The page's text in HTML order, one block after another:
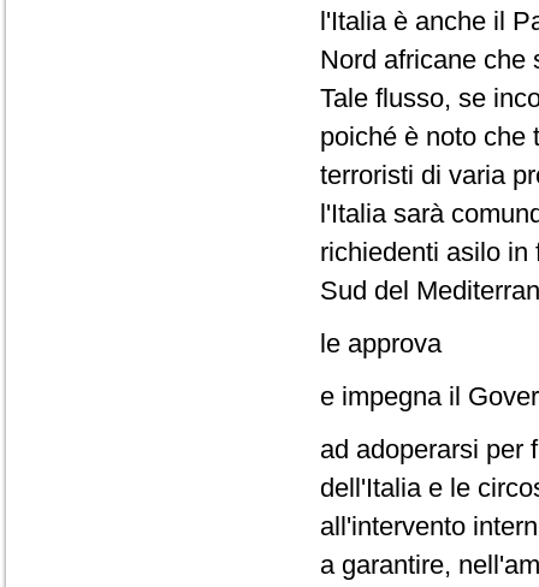
l'Italia è anche il
Nord africane che
Tale flusso, se
poiché è noto che
terroristi di varia
l'Italia sarà
richiedenti asilo in
Sud del
le approva
e impegna il
ad adoperarsi per
dell'Italia e le
all'intervento
a garantire,